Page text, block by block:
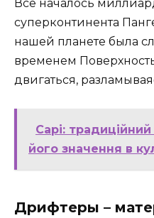
Все началось
суперконтинента
нашей планете была
временем
двигаться,
Сарі:
його значення в
Дрифтеры –